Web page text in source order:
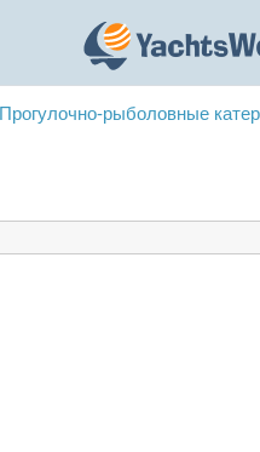
Прогулочно-рыболовные